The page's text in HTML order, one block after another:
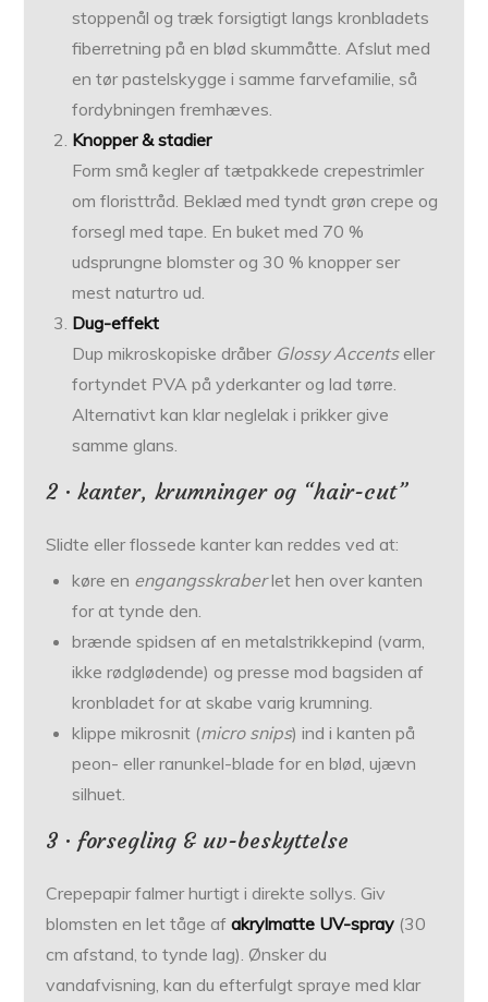
stoppenål og træk forsigtigt langs kronbladets
fiberretning på en blød skummåtte. Afslut med
en tør pastel­skygge i samme farvefamilie, så
fordybningen fremhæves.
Knopper & stadier
Form små kegler af tætpakkede crepestrimler
om floristtråd. Beklæd med tyndt grøn crepe og
forsegl med tape. En buket med 70 %
udsprungne blomster og 30 % knopper ser
mest naturtro ud.
Dug-effekt
Dup mikroskopiske dråber Glossy Accentseller
fortyndet PVA på yderkanter og lad tørre.
Alternativt kan klar neglelak i prikker give
samme glans.
2 · kanter, krumninger og “hair-cut”
Slidte eller flos­sede kanter kan reddes ved at:
køre en engangsskraberlet hen over kanten
for at tynde den.
brænde spidsen af en metalstrikkepind (varm,
ikke rødglødende) og presse mod bagsiden af
kronbladet for at skabe varig krumning.
klippe mikrosnit (micro snips) ind i kant­en på
peon- eller ranunkel-blade for en blød, ujævn
silhuet.
3 · forsegling & uv-beskyttelse
Crepepapir falmer hurtigt i direkte sollys. Giv
blomsten en let tåge afakrylmatte UV-spray (30
cm afstand, to tynde lag). Ønsker du
vandafvisning, kan du efterfulgt spraye med klar